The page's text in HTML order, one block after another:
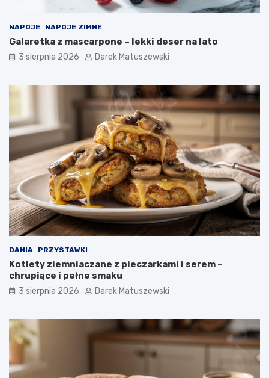
NAPOJE NAPOJE ZIMNE
Galaretka z mascarpone – lekki deser na lato
3 sierpnia 2026 Darek Matuszewski
DANIA PRZYSTAWKI
Kotlety ziemniaczane z pieczarkami i serem –
chrupiące i pełne smaku
3 sierpnia 2026 Darek Matuszewski